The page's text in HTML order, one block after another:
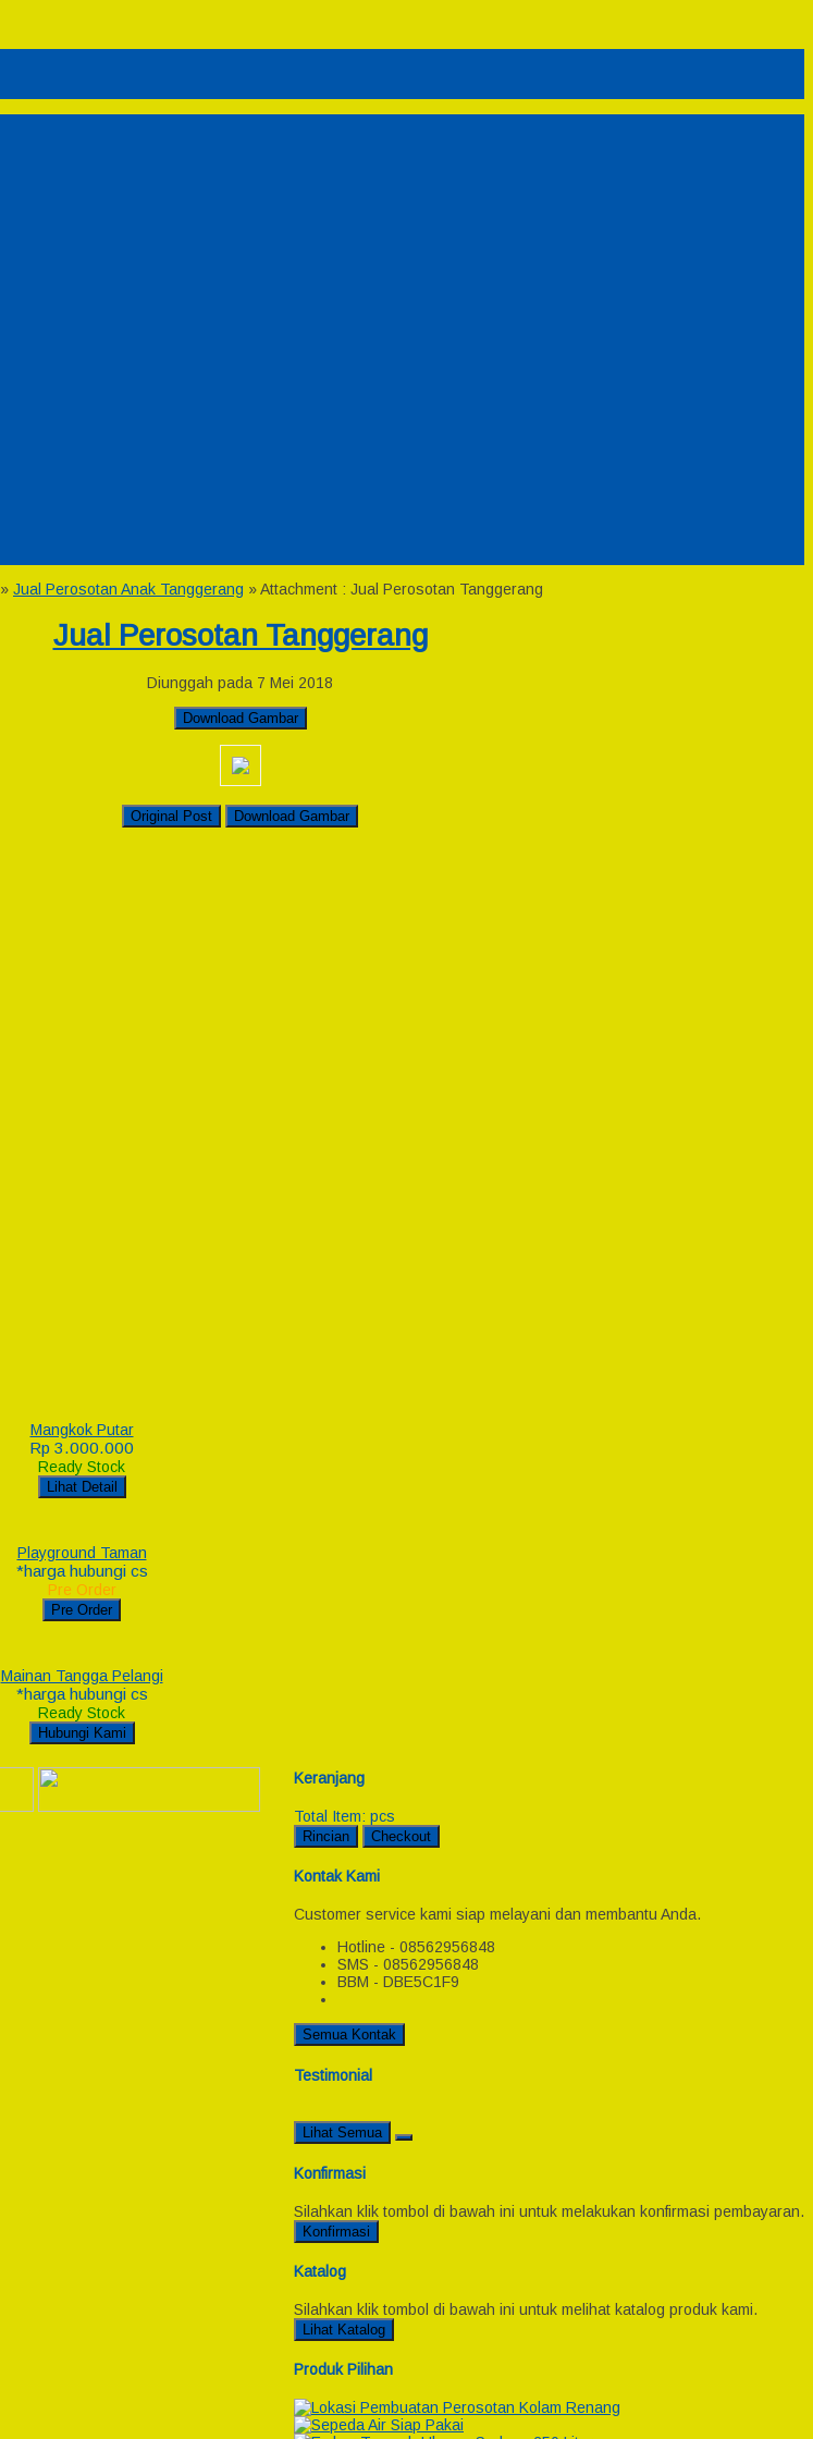
» Jual Perosotan Anak Tanggerang » Attachment : Jual Perosotan Tanggerang
Jual Perosotan Tanggerang
Diunggah pada 7 Mei 2018
Download Gambar
Original Post Download Gambar
Mangkok Putar
Rp 3.000.000
Ready Stock
Lihat Detail
Playground Taman
*harga hubungi cs
Pre Order
Pre Order
Mainan Tangga Pelangi
*harga hubungi cs
Ready Stock
Hubungi Kami
Keranjang
Total Item: pcs
Rincian Checkout
Kontak Kami
Customer service kami siap melayani dan membantu Anda.
Hotline - 08562956848
SMS - 08562956848
BBM - DBE5C1F9
Semua Kontak
Testimonial
Lihat Semua
Konfirmasi
Silahkan klik tombol di bawah ini untuk melakukan konfirmasi pembayaran.
Konfirmasi
Katalog
Silahkan klik tombol di bawah ini untuk melihat katalog produk kami.
Lihat Katalog
Produk Pilihan